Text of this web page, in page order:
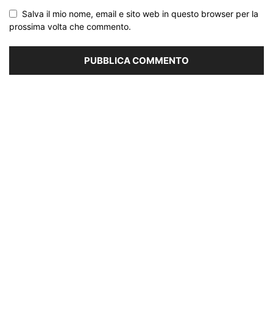
Salva il mio nome, email e sito web in questo browser per la
prossima volta che commento.